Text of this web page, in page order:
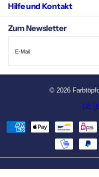
Hilfe und Kontakt
Zum Newsletter
© 2026
DE